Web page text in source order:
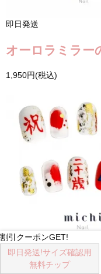
即日発送
オーロラミラー
1,950円(税込)
即日発送
割引クーポンGET!
即日発送!サイズ確認用
無料チップ